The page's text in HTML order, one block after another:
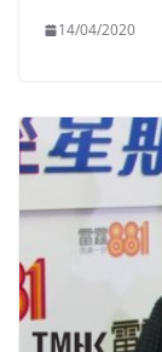
14/04/2020